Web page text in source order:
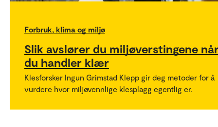
Forbruk, klima og miljø
Slik avslører du miljøverstingene
du handler klær
Klesforsker Ingun Grimstad Klepp gir deg metoder for å
vurdere hvor miljøvennlige klesplagg egentlig er.